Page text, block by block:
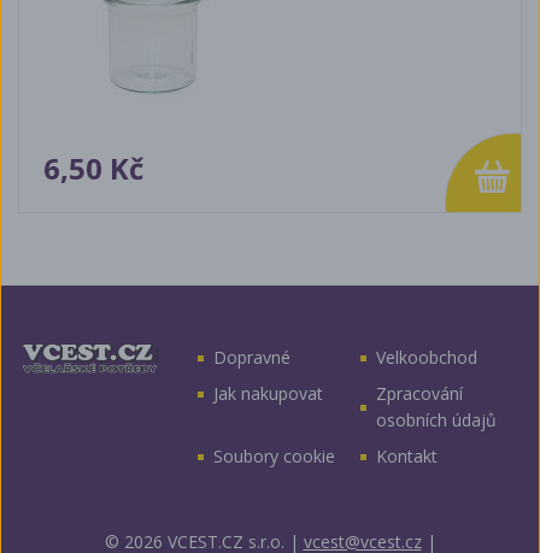
6,50 Kč
Dopravné
Velkoobchod
Jak nakupovat
Zpracování
osobních údajů
Soubory cookie
Kontakt
© 2026 VCEST.CZ s.r.o. | vcest@vcest.cz|